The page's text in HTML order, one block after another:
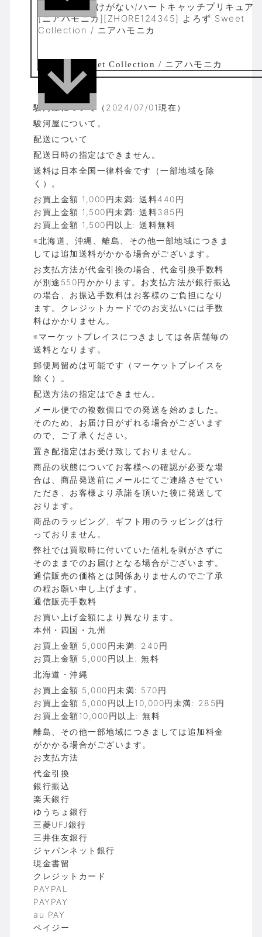
なに可愛いわけがない/ハートキャッチプリキュア
[ニアハモニカ][ZHORE124345] よろず Sweet
Collection / ニアハモニカ
駿河屋について（2024/07/01現在）
駿河屋について。
配送について
配送日時の指定はできません。
送料は日本全国一律料金です（一部地域を除
く）。
お買上金額 1,000円未満: 送料440円
お買上金額 1,500円未満: 送料385円
お買上金額 1,500円以上: 送料無料
※北海道、沖縄、離島、その他一部地域につきま
しては追加送料がかかる場合がございます。
お支払方法が代金引換の場合、代金引換手数料
が別途550円かかります。お支払方法が銀行振込
の場合、お振込手数料はお客様のご負担になり
ます。クレジットカードでのお支払いには手数
料はかかりません。
※マーケットプレイスにつきましては各店舗毎の
送料となります。
郵便局留めは可能です（マーケットプレイスを
除く）。
配送方法の指定はできません。
メール便での複数個口での発送を始めました。
そのため、お届け日がずれる場合がございます
ので、ご了承ください。
置き配指定はお受け致しておりません。
商品の状態についてお客様への確認が必要な場
合は、商品発送前にメールにてご連絡させてい
ただき、お客様より承諾を頂いた後に発送して
おります。
商品のラッピング、ギフト用のラッピングは行
っておりません。
弊社では買取時に付いていた値札を剥がさずに
そのままでのお届けとなる場合がございます。
通信販売の価格とは関係ありませんのでご了承
の程お願い申し上げます。
通信販売手数料
お買い上げ金額により異なります。
本州・四国・九州
お買上金額 5,000円未満: 240円
お買上金額 5,000円以上: 無料
北海道・沖縄
お買上金額 5,000円未満: 570円
お買上金額 5,000円以上10,000円未満: 285円
お買上金額10,000円以上: 無料
離島、その他一部地域につきましては追加料金
がかかる場合がございます。
お支払方法
代金引換
銀行振込
楽天銀行
ゆうちょ銀行
三菱UFJ銀行
三井住友銀行
ジャパンネット銀行
現金書留
クレジットカード
PAYPAL
PAYPAY
au PAY
ペイジー